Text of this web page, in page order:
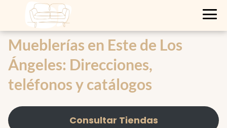
Mueblerías en Este de Los
Ángeles: Direcciones,
teléfonos y catálogos
Consultar Tiendas